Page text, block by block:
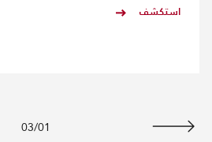
استكشف
01
/
03